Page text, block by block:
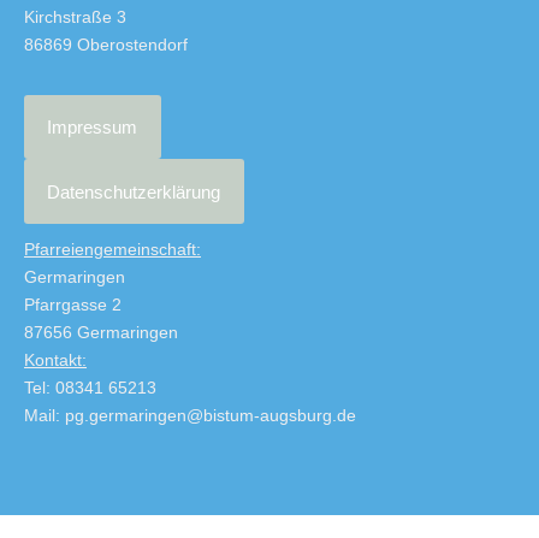
Kirchstraße 3
86869 Oberostendorf
Impressum
Datenschutzerklärung
Pfarreiengemeinschaft:
Germaringen
Pfarrgasse 2
87656 Germaringen
Kontakt:
Tel: 08341 65213
Mail: pg.germaringen@bistum-augsburg.de